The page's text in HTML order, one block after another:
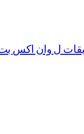
ل وان اكس بت